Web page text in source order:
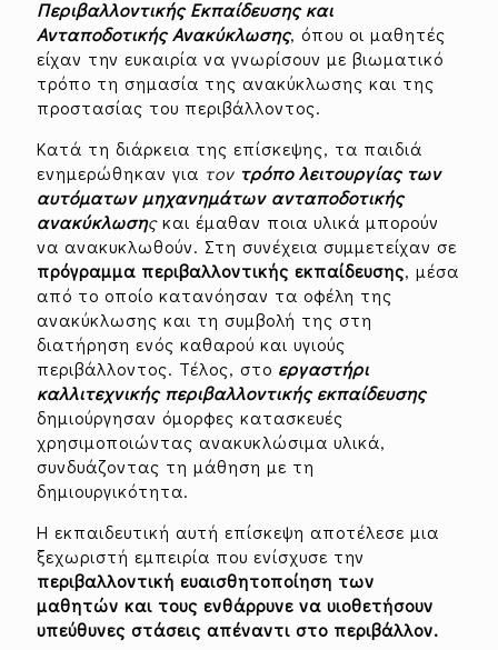
Περιβαλλοντικής Εκπαίδευσης και
Ανταποδοτικής Ανακύκλωσης, όπου οι μαθητές
είχαν την ευκαιρία να γνωρίσουν με βιωματικό
τρόπο τη σημασία της ανακύκλωσης και της
προστασίας του περιβάλλοντος.
Κατά τη διάρκεια της επίσκεψης, τα παιδιά
ενημερώθηκαν για τον τρόπο λειτουργίας των
αυτόματων μηχανημάτων ανταποδοτικής
ανακύκλωσηςκαι έμαθαν ποια υλικά μπορούν
να ανακυκλωθούν. Στη συνέχεια συμμετείχαν σε
πρόγραμμα περιβαλλοντικής εκπαίδευσης, μέσα
από το οποίο κατανόησαν τα οφέλη της
ανακύκλωσης και τη συμβολή της στη
διατήρηση ενός καθαρού και υγιούς
περιβάλλοντος. Τέλος, στο εργαστήρι
καλλιτεχνικής περιβαλλοντικής εκπαίδευσης
δημιούργησαν όμορφες κατασκευές
χρησιμοποιώντας ανακυκλώσιμα υλικά,
συνδυάζοντας τη μάθηση με τη
δημιουργικότητα.
Η εκπαιδευτική αυτή επίσκεψη αποτέλεσε μια
ξεχωριστή εμπειρία που ενίσχυσε την
περιβαλλοντική ευαισθητοποίηση των
μαθητών και τους ενθάρρυνε να υιοθετήσουν
υπεύθυνες στάσεις απέναντι στο περιβάλλον.